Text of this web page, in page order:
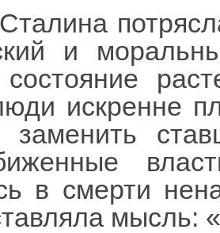
и
искренне
в смерти
мысль: